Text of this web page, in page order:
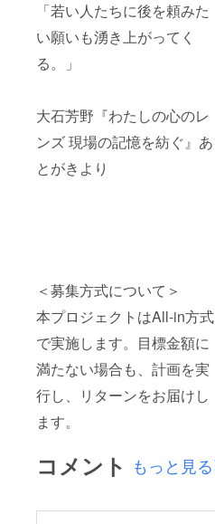
「若い人たちに後を頼みた
い願いも湧き上がってく
る。」
大石芳野『わたしの心のレ
ンズ 現場の記憶を紡ぐ』あ
とがきより
＜募集方式について＞
本プロジェクトはAll-in方式
で実施します。目標金額に
満たない場合も、計画を実
行し、リターンをお届けし
ます。
コメント もっと見る